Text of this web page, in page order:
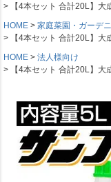
【4本セット 合計20L】
HOME
家庭菜園・ガーデ
【4本セット 合計20L】
HOME
法人様向け
【4本セット 合計20L】